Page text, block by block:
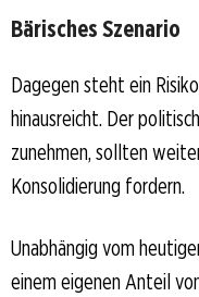
Bärisches Szenario
Dagegen steht ein
hinausreicht. Der
zunehmen, sollten
Konsolidierung fordern.
Unabhängig vom
einem eigenen Anteil